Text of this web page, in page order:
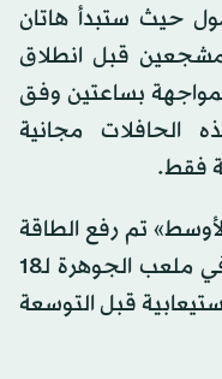
حيث ستبدأ هاتان
قبل انطلاق
المواجهة بساعتين وفق
مجانية
فقط.
تم رفع الطاقة
الاستيعابية لمواقف المشجعين في ملعب الجوهرة لـ18
قبل التوسعة